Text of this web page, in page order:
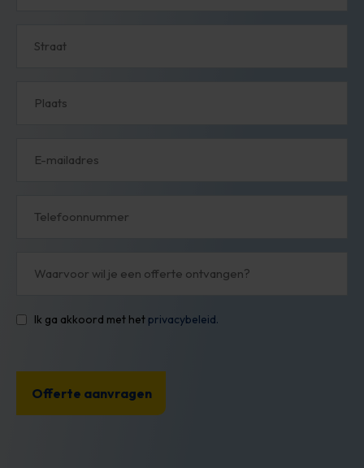
ontvangen?
Ik ga akkoord met hetprivacybeleid.